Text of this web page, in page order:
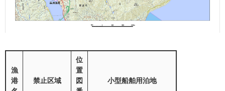
漁
港
禁止区域
位
置
図
小型船舶用泊地